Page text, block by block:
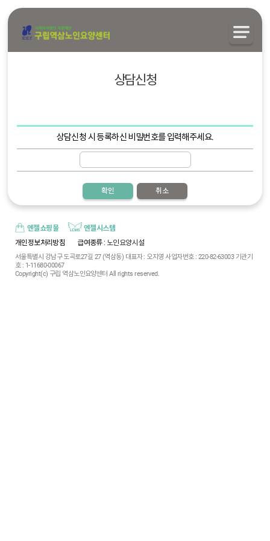
상담신청
상담신청 시 등록하신 비밀번호를 입력해주세요.
확인 취소
엔젤쇼핑몰
엔젤시스템
개인정보처리방침
급여종류 : 노인요양시설
서울특별시 강남구 도곡로27길 27 (역삼동) 대표자 : 오지영 사업자번호 : 220-82-63003 기관기
호 : 1-11680-00067
Copyright(c) 구립 역삼노인요양센터 All rights reserved.